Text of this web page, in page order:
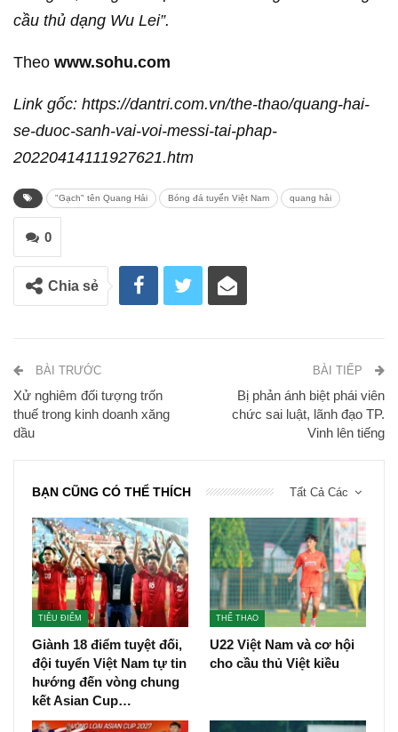
cầu thủ dạng Wu Lei”.
Theo www.sohu.com
Link gốc: https://dantri.com.vn/the-thao/quang-hai-
se-duoc-sanh-vai-voi-messi-tai-phap-
20220414111927621.htm
"Gạch" tên Quang Hải Bóng đá tuyển Việt Nam quang hải
0
Chia sẻ
BÀI TRƯỚC
Xử nghiêm đối tượng trốn
thuế trong kinh doanh xăng
dầu
BÀI TIẾP
Bị phản ánh biệt phái viên
chức sai luật, lãnh đạo TP.
Vinh lên tiếng
Tất Cả Các
BẠN CŨNG CÓ THỂ THÍCH
TIÊU ĐIỂM
Giành 18 điểm tuyệt đối,
đội tuyển Việt Nam tự tin
hướng đến vòng chung
kết Asian Cup…
THỂ THAO
U22 Việt Nam và cơ hội
cho cầu thủ Việt kiều